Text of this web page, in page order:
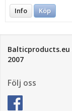
Info Köp
Balticproducts.eu
2007
Följ oss